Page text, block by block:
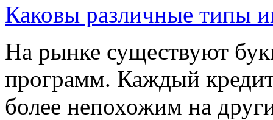
Каковы различные типы
На рынке существуют
программ. Каждый
более непохожим на